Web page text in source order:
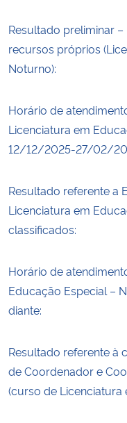
Advocacia-Geral da União
Resultado preliminar
recursos próprios
Noturno):
Horário de
Licenciatura em
12/12/2025-27/02/
Resultado referente a
Licenciatura em
classificados:
Horário de
Educação Especial –
diante:
Resultado referente à
de Coordenador e
(curso de Licenciatura